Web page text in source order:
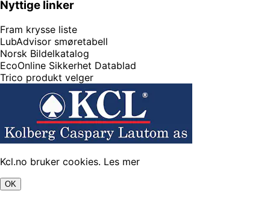
Nyttige linker
Fram krysse liste
LubAdvisor smøretabell
Norsk Bildelkatalog
EcoOnline Sikkerhet Datablad
Trico produkt velger
Kcl.no bruker cookies. Les mer
OK